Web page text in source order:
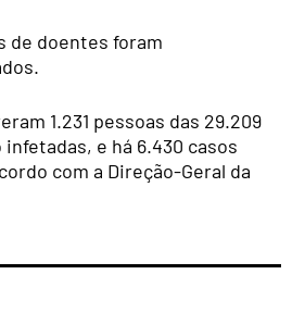
de doentes foram
1.231 pessoas das 29.209
e há 6.430 casos
com a Direção-Geral da